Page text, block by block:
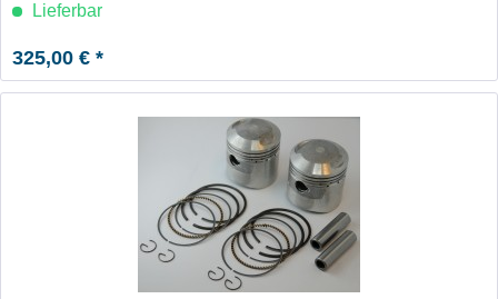
Lieferbar
325,00 € *